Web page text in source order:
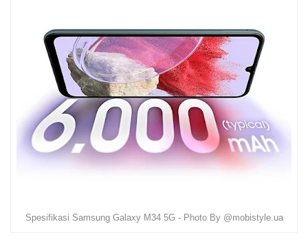
Spesifikasi Samsung Galaxy M34 5G - Photo By @mobistyle.ua